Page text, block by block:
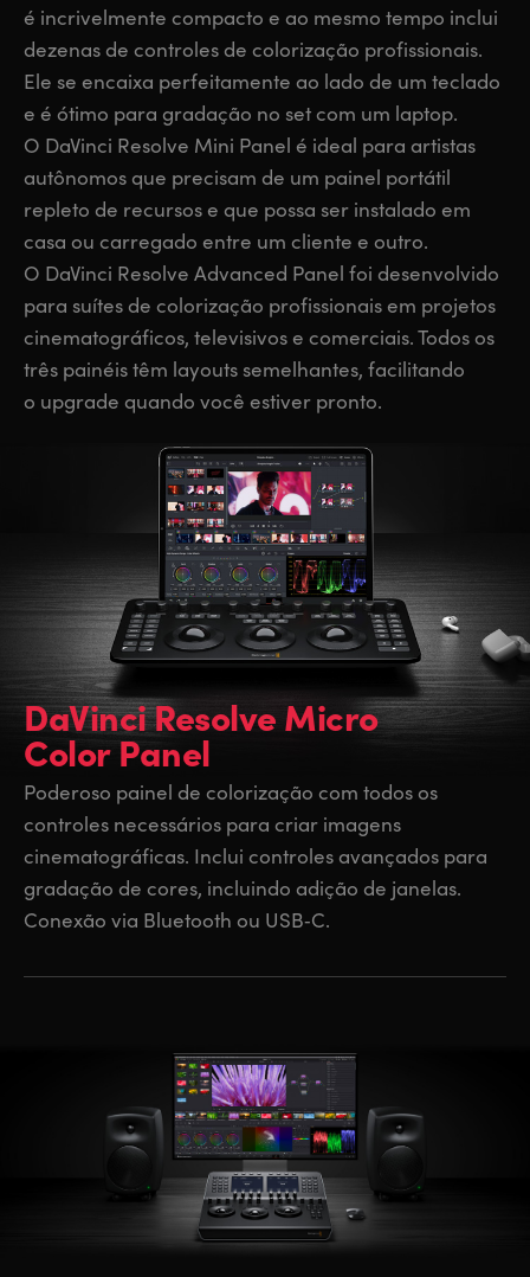
Turkey
Ukraine
United States
Turkey
Ukraine
United States
é incrivelmente compacto e ao mesmo tempo inclui
dezenas de controles de colorização profissionais.
Ele se encaixa perfeitamente ao lado de um teclado
e é ótimo para gradação no set com um laptop.
O DaVinci Resolve Mini Panel é ideal para artistas
autônomos que precisam de um painel portátil
repleto de recursos e que possa ser instalado em
casa ou carregado entre um cliente e outro.
O DaVinci Resolve Advanced Panel foi desenvolvido
para suítes de colorização profissionais em projetos
cinematográficos, televisivos e comerciais. Todos os
três painéis têm layouts semelhantes, facilitando
o upgrade quando você estiver pronto.
DaVinci Resolve Micro
Color Panel
Poderoso painel de colorização com todos os
controles necessários para criar imagens
cinematográficas. Inclui controles avançados para
gradação de cores, incluindo adição de janelas.
Conexão via Bluetooth ou USB‑C.